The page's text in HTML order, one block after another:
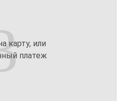
карту, или
платеж